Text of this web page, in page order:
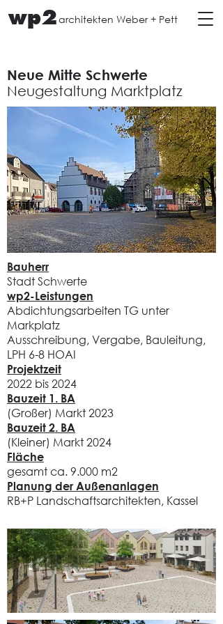
wp2architekten Weber + Pett
Neue Mitte Schwerte
Neugestaltung Marktplatz
Bauherr
Stadt Schwerte
wp2-Leistungen
Abdichtungsarbeiten TG unter
Markplatz
Ausschreibung, Vergabe, Bauleitung,
LPH 6-8 HOAI
Projektzeit
2022 bis 2024
Bauzeit 1. BA
(Großer) Markt 2023
Bauzeit 2. BA
(Kleiner) Markt 2024
Fläche
gesamt ca. 9.000 m2
Planung der Außenanlagen
RB+P Landschaftsarchitekten, Kassel